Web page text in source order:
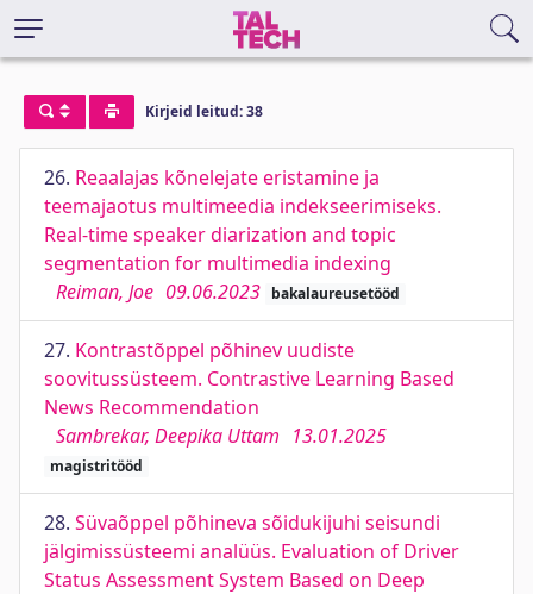
Kirjeid leitud: 38
26. Reaalajas kõnelejate eristamine ja
teemajaotus multimeedia indekseerimiseks.
Real-time speaker diarization and topic
segmentation for multimedia indexing
Reiman, Joe 09.06.2023 bakalaureusetööd
27. Kontrastõppel põhinev uudiste
soovitussüsteem. Contrastive Learning Based
News Recommendation
Sambrekar, Deepika Uttam 13.01.2025
magistritööd
28. Süvaõppel põhineva sõidukijuhi seisundi
jälgimissüsteemi analüüs. Evaluation of Driver
Status Assessment System Based on Deep